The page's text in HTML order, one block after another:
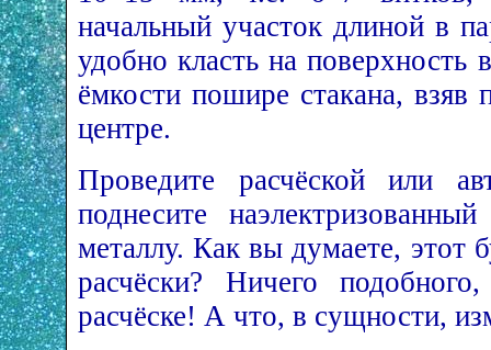
начальный участок длиной в
удобно класть на поверхность
ёмкости пошире стакана, взяв
центре.
Проведите расчёской или
поднесите
металлу. Как вы думаете, этот
расчёски? Ничего
расчёске! А что, в сущности,